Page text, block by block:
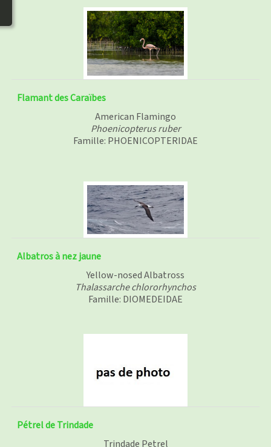
Flamant des Caraïbes
American Flamingo
Phoenicopterus ruber
Famille: PHOENICOPTERIDAE
Albatros à nez jaune
Yellow-nosed Albatross
Thalassarche chlororhynchos
Famille: DIOMEDEIDAE
Pétrel de Trindade
Trindade Petrel